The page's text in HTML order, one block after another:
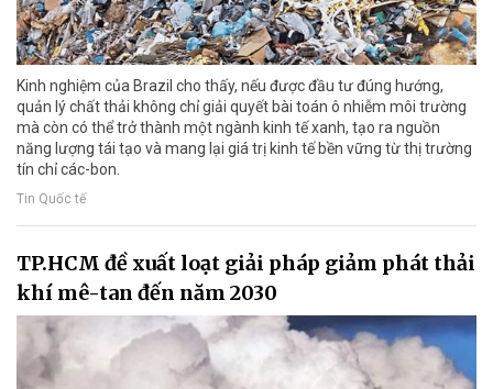
Kinh nghiệm của Brazil cho thấy, nếu được đầu tư đúng hướng,
quản lý chất thải không chỉ giải quyết bài toán ô nhiễm môi trường
mà còn có thể trở thành một ngành kinh tế xanh, tạo ra nguồn
năng lượng tái tạo và mang lại giá trị kinh tế bền vững từ thị trường
tín chỉ các-bon.
Tin Quốc tế
TP.HCM đề xuất loạt giải pháp giảm phát thải
khí mê-tan đến năm 2030